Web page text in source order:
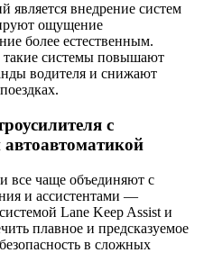
внедрение систем
ощущение
более естественным.
такие системы повышают
водителя и снижают
с
автоавтоматикой
все чаще объединяют с
и ассистентами —
Lane Keep Assist и
плавное и предсказуемое
в сложных